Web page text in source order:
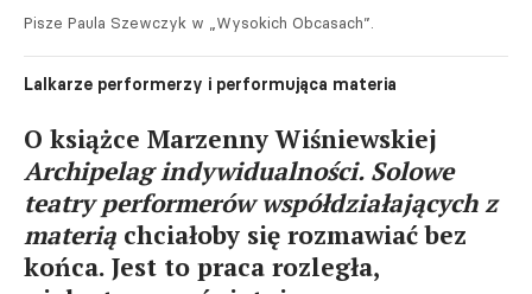
Pisze Paula Szewczyk w „Wysokich Obcasach”.
Lalkarze performerzy i performująca materia
O książce Marzenny Wiśniewskiej
Archipelag indywidualności. Solowe
teatry performerów współdziałających z
materią chciałoby się rozmawiać bez
końca. Jest to praca rozległa,